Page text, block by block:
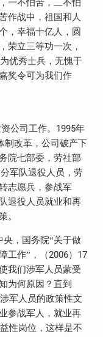
一不怕苦，二不怕
作战中，祖国和人
，幸福十亿人，圆
荣立三等功一次，
优秀士兵，无愧于
奖令可为我们作
公司工作。 1995年
制改革，公司破产下
院七部委，劳社部
军队退役人员，劳
志愿兵，参战军
退役人员就业和再
。
，国务院“关于做
工作”，（2006） 17
我们涉军人员蒙受
为何原因？直到
军人员的政策性文
参战军人，就业再
性岗位，这样是不